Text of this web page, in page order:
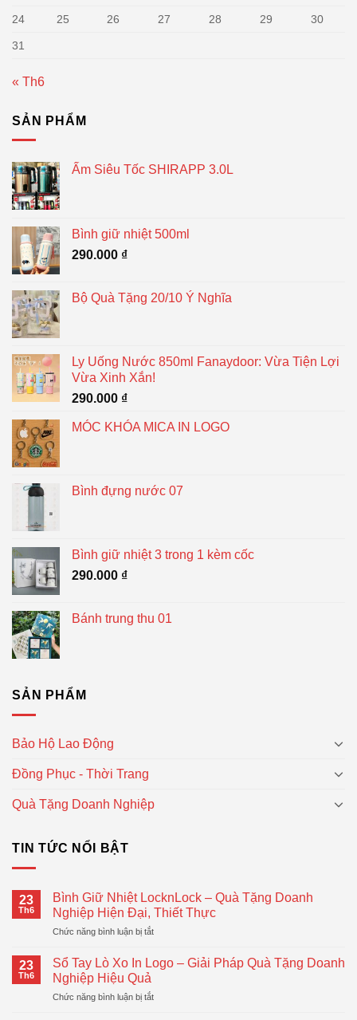
24 25 26 27 28 29 30
31
« Th6
SẢN PHẨM
Ấm Siêu Tốc SHIRAPP 3.0L
Bình giữ nhiệt 500ml
290.000 ₫
Bộ Quà Tặng 20/10 Ý Nghĩa
Ly Uống Nước 850ml Fanaydoor: Vừa Tiện Lợi
Vừa Xinh Xắn!
290.000 ₫
MÓC KHÓA MICA IN LOGO
Bình đựng nước 07
Bình giữ nhiệt 3 trong 1 kèm cốc
290.000 ₫
Bánh trung thu 01
SẢN PHẨM
Bảo Hộ Lao Động
Đồng Phục - Thời Trang
Quà Tặng Doanh Nghiệp
TIN TỨC NỔI BẬT
23
Th6
Bình Giữ Nhiệt LocknLock – Quà Tặng Doanh
Nghiệp Hiện Đại, Thiết Thực
Chức năng bình luận bị tắtở
Nhiệt
–
23
Th6
Sổ Tay Lò Xo In Logo – Giải Pháp Quà Tặng Doanh
Nghiệp Hiệu Quả
Chức năng bình luận bị tắtở